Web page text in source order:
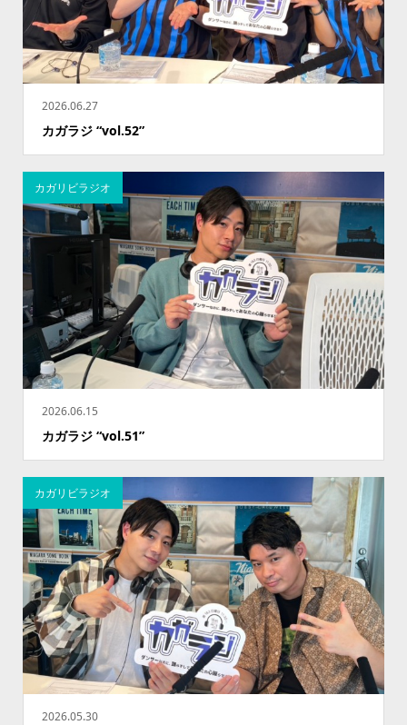
2026.06.27
カガラジ “vol.52”
2026.06.15
カガラジ “vol.51”
カガリビラジオ
2026.05.30
カガリビラジオ